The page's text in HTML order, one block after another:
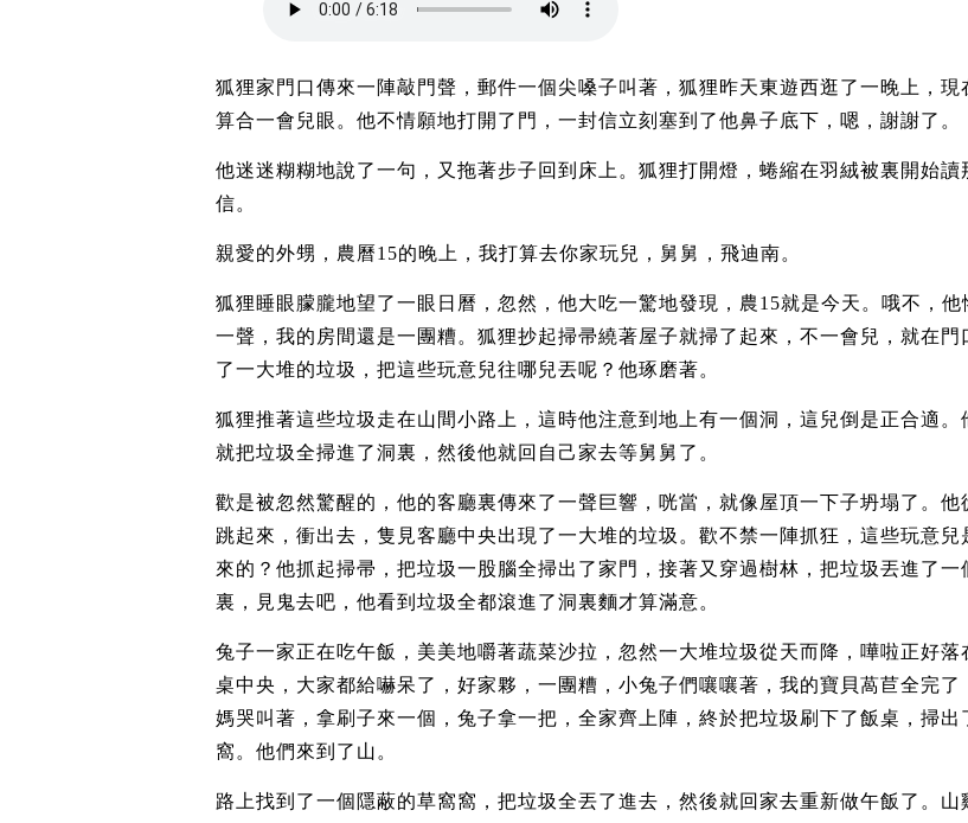
狐狸家門口傳來一陣敲門聲，郵件一個尖嗓子叫著，狐狸昨天東遊西逛了一晚上，現
算合一會兒眼。他不情願地打開了門，一封信立刻塞到了他鼻子底下，嗯，謝謝了。
他迷迷糊糊地說了一句，又拖著步子回到床上。狐狸打開燈，蜷縮在羽絨被裏開始讀
信。
親愛的外甥，農曆15的晚上，我打算去你家玩兒，舅舅，飛迪南。
狐狸睡眼朦朧地望了一眼日曆，忽然，他大吃一驚地發現，農15就是今天。哦不，他
一聲，我的房間還是一團糟。狐狸抄起掃帚繞著屋子就掃了起來，不一會兒，就在門
了一大堆的垃圾，把這些玩意兒往哪兒丟呢？他琢磨著。
狐狸推著這些垃圾走在山間小路上，這時他注意到地上有一個洞，這兒倒是正合適。
就把垃圾全掃進了洞裏，然後他就回自己家去等舅舅了。
歡是被忽然驚醒的，他的客廳裏傳來了一聲巨響，咣當，就像屋頂一下子坍塌了。他
跳起來，衝出去，隻見客廳中央出現了一大堆的垃圾。歡不禁一陣抓狂，這些玩意兒
來的？他抓起掃帚，把垃圾一股腦全掃出了家門，接著又穿過樹林，把垃圾丟進了一
裏，見鬼去吧，他看到垃圾全都滾進了洞裏麵才算滿意。
兔子一家正在吃午飯，美美地嚼著蔬菜沙拉，忽然一大堆垃圾從天而降，嘩啦正好落
桌中央，大家都給嚇呆了，好家夥，一團糟，小兔子們嚷嚷著，我的寶貝萵苣全完了
媽哭叫著，拿刷子來一個，兔子拿一把，全家齊上陣，終於把垃圾刷下了飯桌，掃出
窩。他們來到了山。
路上找到了一個隱蔽的草窩窩，把垃圾全丟了進去，然後就回家去重新做午飯了。山